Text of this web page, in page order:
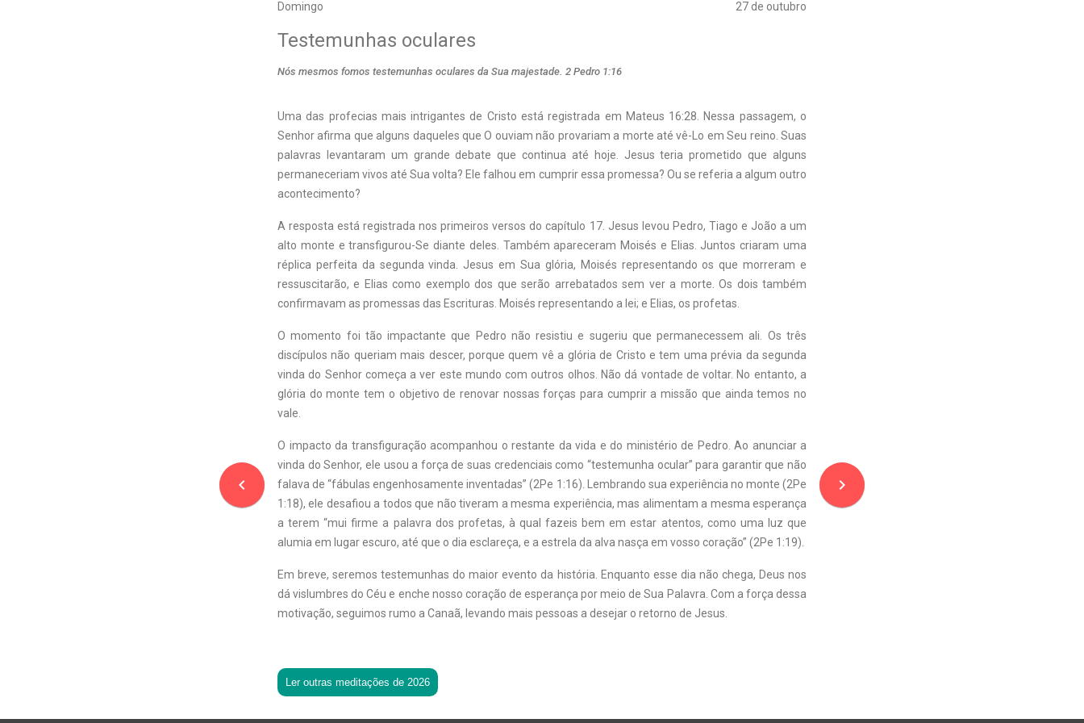
Domingo 27 de outubro
navigate_before
Testemunhas oculares
Nós mesmos fomos testemunhas oculares da Sua majestade. 2 Pedro 1:16
Uma das profecias mais intrigantes de Cristo está registrada em Mateus 16:28. Nessa passagem, o
Senhor afirma que alguns daqueles que O ouviam não provariam a morte até vê-Lo em Seu reino. Suas
palavras levantaram um grande debate que continua até hoje. Jesus teria prometido que alguns
permaneceriam vivos até Sua volta? Ele falhou em cumprir essa promessa? Ou se referia a algum outro
acontecimento?
A resposta está registrada nos primeiros versos do capítulo 17. Jesus levou Pedro, Tiago e João a um
alto monte e transfigurou-Se diante deles. Também apareceram Moisés e Elias. Juntos criaram uma
réplica perfeita da segunda vinda. Jesus em Sua glória, Moisés representando os que morreram e
ressuscitarão, e Elias como exemplo dos que serão arrebatados sem ver a morte. Os dois também
confirmavam as promessas das Escrituras. Moisés representando a lei; e Elias, os profetas.
O momento foi tão impactante que Pedro não resistiu e sugeriu que permanecessem ali. Os três
discípulos não queriam mais descer, porque quem vê a glória de Cristo e tem uma prévia da segunda
vinda do Senhor começa a ver este mundo com outros olhos. Não dá vontade de voltar. No entanto, a
glória do monte tem o objetivo de renovar nossas forças para cumprir a missão que ainda temos no
vale.
O impacto da transfiguração acompanhou o restante da vida e do ministério de Pedro. Ao anunciar a
vinda do Senhor, ele usou a força de suas credenciais como “testemunha ocular” para garantir que não
falava de “fábulas engenhosamente inventadas” (2Pe 1:16). Lembrando sua experiência no monte (2Pe
1:18), ele desafiou a todos que não tiveram a mesma experiência, mas alimentam a mesma esperança
a terem “mui firme a palavra dos profetas, à qual fazeis bem em estar atentos, como uma luz que
alumia em lugar escuro, até que o dia esclareça, e a estrela da alva nasça em vosso coração” (2Pe 1:19).
Em breve, seremos testemunhas do maior evento da história. Enquanto esse dia não chega, Deus nos
dá vislumbres do Céu e enche nosso coração de esperança por meio de Sua Palavra. Com a força dessa
motivação, seguimos rumo a Canaã, levando mais pessoas a desejar o retorno de Jesus.
Ler outras meditações de 2026
navigate_next